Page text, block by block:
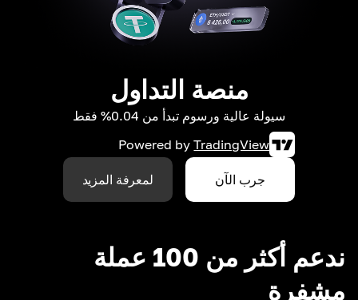
منصة التداول
سيولة عالية ورسوم تبدأ من 0.04% فقط
Powered by TradingView
جرب الآن لمعرفة المزيد
ندعم أكثر من 100 عملة
مشفرة